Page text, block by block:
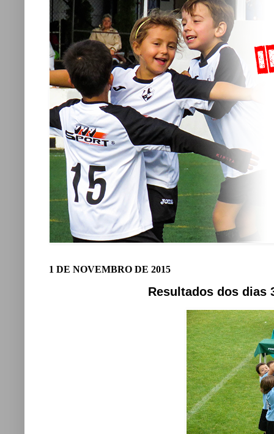
1 DE NOVEMBRO DE 2015
Resultados dos dias